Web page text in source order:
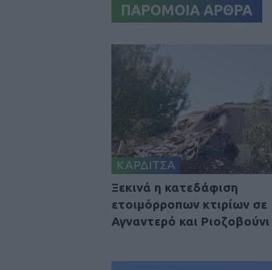
ΠΑΡΟΜΟΙΑ ΑΡΘΡΑ
ΚΑΡΔΙΤΣΑ
Ξεκινά η κατεδάφιση
ετοιμόρροπων κτιρίων σε
Αγναντερό και Ριοζοβούνι